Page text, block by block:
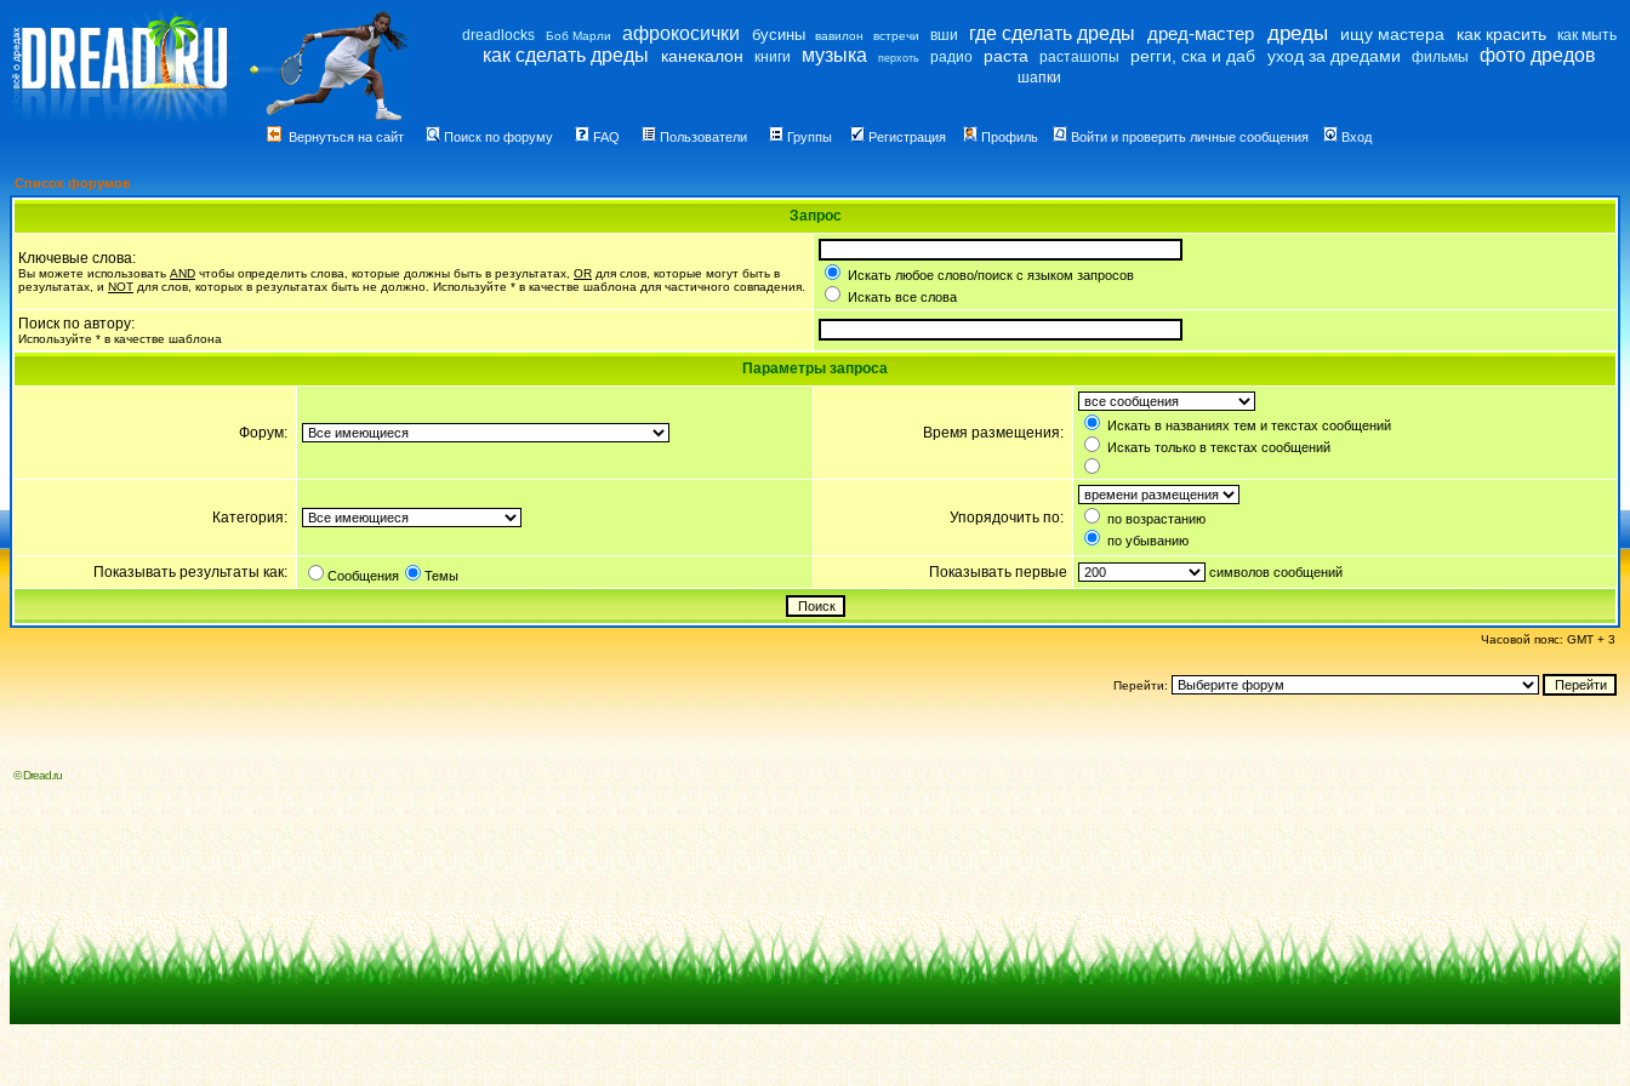
dreadlocks Боб Марли афрокосички бусины вавилон встречи вши где сделать дреды дред-мастер дреды ищу мастера как красить как мыть
как сделать дреды канекалон книги музыка перхоть радио раста расташопы регги, ска и даб уход за дредами фильмы фото дредов
шапки
Вернуться на сайт Поиск по форуму FAQ Пользователи Группы Регистрация Профиль Войти и проверить личные сообщения Вход
Список форумов
Запрос
Ключевые слова:
Вы можете использовать AND чтобы определить слова, которые должны быть в результатах, OR для слов, которые могут быть в
результатах, и NOT для слов, которых в результатах быть не должно. Используйте * в качестве шаблона для частичного совпадения.
Искать любое слово/поиск с языком запросов
Искать все слова
Поиск по автору:
Используйте * в качестве шаблона
Параметры запроса
Форум: Время размещения:
Искать в названиях тем и текстах сообщений
Искать только в текстах сообщений
Категория: Упорядочить по:
по возрастанию
по убыванию
Показывать результаты как: Сообщения Темы Показывать первые символов сообщений
Часовой пояс: GMT + 3
Перейти:
© Dread.ru